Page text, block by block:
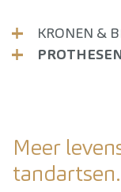
KRONEN &
Meer
tandartsen.